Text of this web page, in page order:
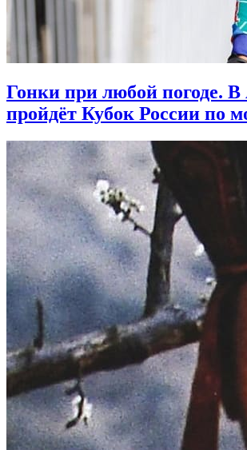
Гонки при любой погоде. В
пройдёт Кубок России по